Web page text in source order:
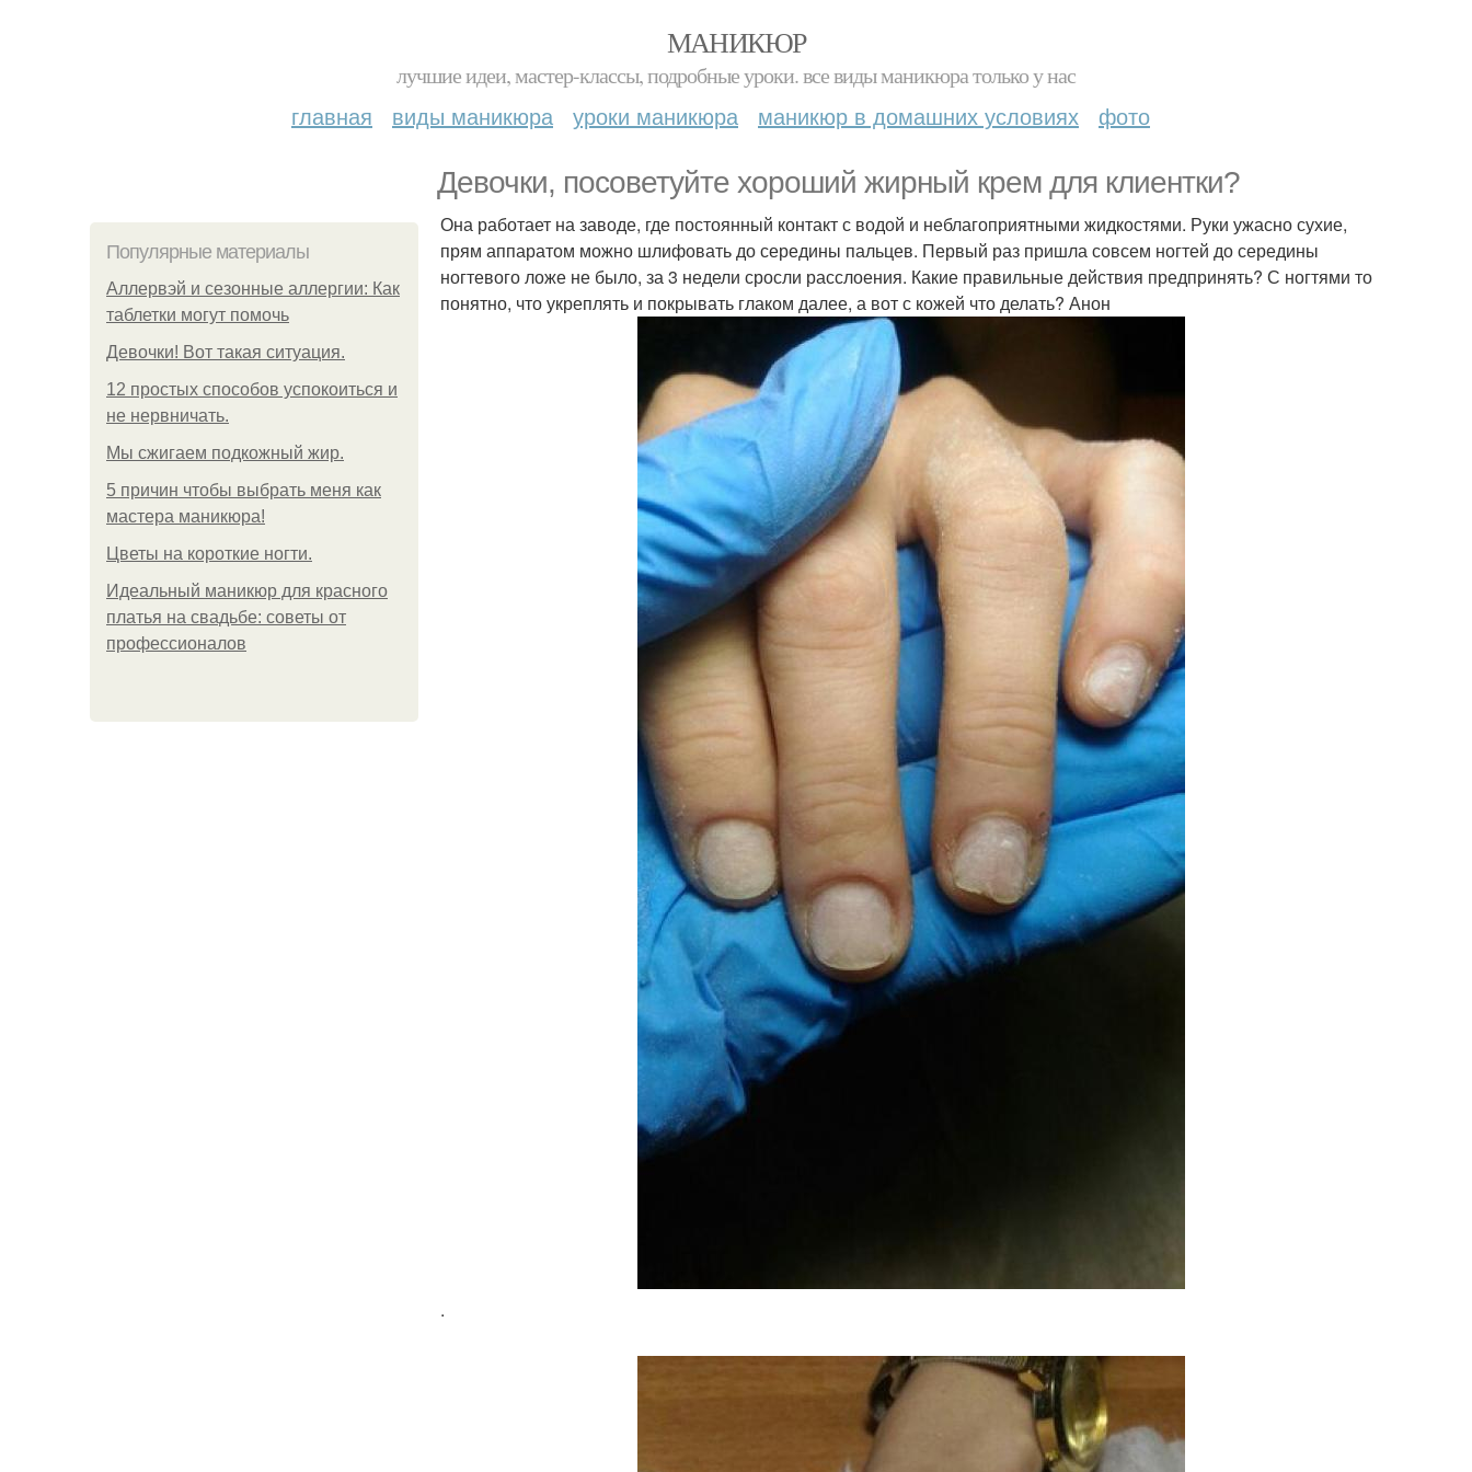
МАНИКЮР
лучшие идеи, мастер-классы, подробные уроки. все виды маникюра только у нас
главная виды маникюра уроки маникюра маникюр в домашних условиях фото
Девочки, посоветуйте хороший жирный крем для клиентки?
Популярные материалы
Аллервэй и сезонные аллергии: Как
таблетки могут помочь
Девочки! Вот такая ситуация.
12 простых способов успокоиться и
не нервничать.
Мы сжигаем подкожный жир.
5 причин чтобы выбрать меня как
мастера маникюра!
Цветы на короткие ногти.
Идеальный маникюр для красного
платья на свадьбе: советы от
профессионалов
Она работает на заводе, где постоянный контакт с водой и неблагоприятными жидкостями. Руки ужасно сухие,
прям аппаратом можно шлифовать до середины пальцев. Первый раз пришла совсем ногтей до середины
ногтевого ложе не было, за 3 недели сросли расслоения. Какие правильные действия предпринять? С ногтями то
понятно, что укреплять и покрывать глаком далее, а вот с кожей что делать? Анон
.